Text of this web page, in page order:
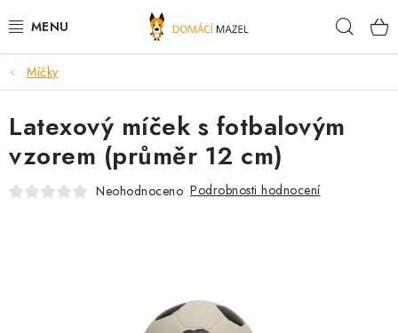
na
DOPORUČUJEME
VÝPRODEJ SKLADU
PSI
Míčky
Latexový míček s fotbalovým
vzorem (průměr 12 cm)
Neohodnoceno Podrobnosti hodnocení